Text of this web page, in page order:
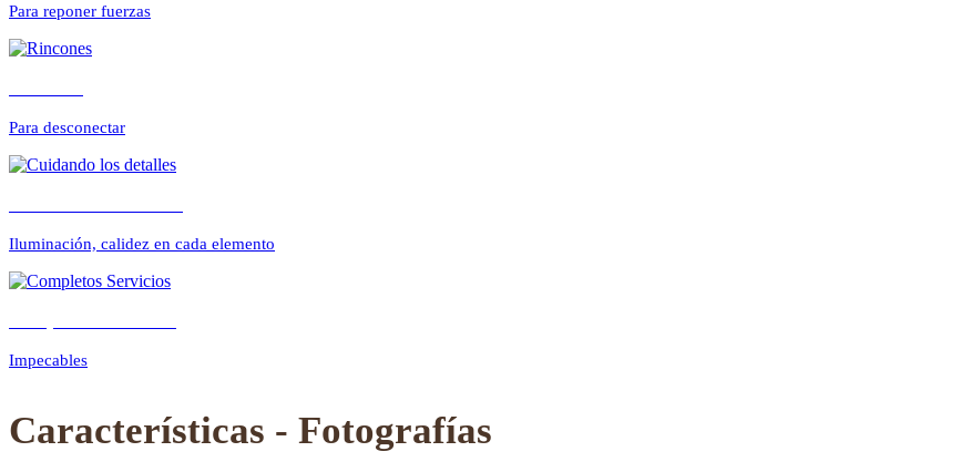
Para reponer fuerzas
Para desconectar
Iluminación, calidez en cada elemento
Impecables
Características - Fotografías